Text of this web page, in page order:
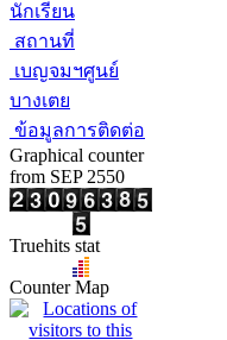
นักเรียน
สถานที่
เบญจมฯศูนย์
บางเตย
ข้อมูลการติดต่อ
Graphical counter
from SEP 2550
Truehits stat
Counter Map